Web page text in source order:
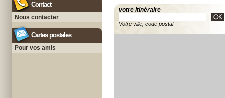
Contact
Nous contacter
Cartes postales
Pour vos amis
votre itinéraire
Votre ville, code postal